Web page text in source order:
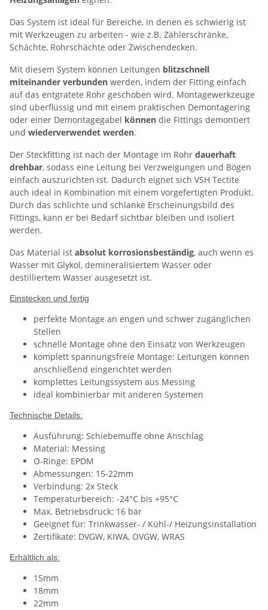
Das System ist ideal für Bereiche, in denen es schwierig ist
mit Werkzeugen zu arbeiten - wie z.B. Zählerschränke,
Schächte, Rohrschächte oder Zwischendecken.
Mit diesem System können Leitungen blitzschnell
miteinander verbunden werden, indem der Fitting einfach
auf das entgratete Rohr geschoben wird. Montagewerkzeuge
sind überflüssig und mit einem praktischen Demontagering
oder einer Demontagegabel können die Fittings demontiert
und wiederverwendet werden.
Der Steckfitting ist nach der Montage im Rohr dauerhaft
drehbar, sodass eine Leitung bei Verzweigungen und Bögen
einfach auszurichten ist. Dadurch eignet sich VSH Tectite
auch ideal in Kombination mit einem vorgefertigten Produkt.
Durch das schlichte und schlanke Erscheinungsbild des
Fittings, kann er bei Bedarf sichtbar bleiben und isoliert
werden.
Das Material ist absolut korrosionsbeständig, auch wenn es
Wasser mit Glykol, demineralisiertem Wasser oder
destilliertem Wasser ausgesetzt ist.
Einstecken und fertig
perfekte Montage an engen und schwer zugänglichen
Stellen
schnelle Montage ohne den Einsatz von Werkzeugen
komplett spannungsfreie Montage: Leitungen können
anschließend eingerichtet werden
komplettes Leitungssystem aus Messing
ideal kombinierbar mit anderen Systemen
Technische Details:
Ausführung: Schiebemuffe ohne Anschlag
Material: Messing
O-Ringe: EPDM
Abmessungen: 15-22mm
Verbindung: 2x Steck
Temperaturbereich: -24°C bis +95°C
Max. Betriebsdruck: 16 bar
Geeignet für: Trinkwasser- / Kühl-/ Heizungsinstallation
Zertifikate: DVGW, KIWA, OVGW, WRAS
Erhältlich als:
15mm
18mm
22mm